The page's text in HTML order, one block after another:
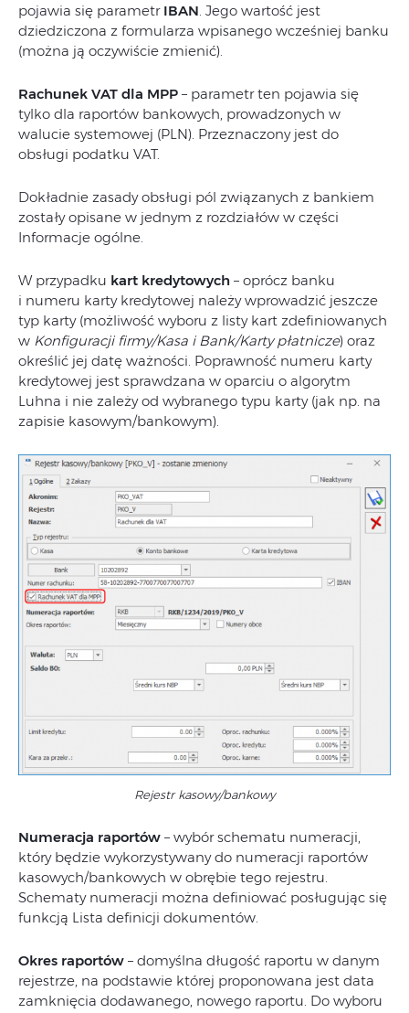
pojawia się parametr IBAN. Jego wartość jest
dziedziczona z formularza wpisanego wcześniej banku
(można ją oczywiście zmienić).
Rachunek VAT dla MPP – parametr ten pojawia się
tylko dla raportów bankowych, prowadzonych w
walucie systemowej (PLN). Przeznaczony jest do
obsługi podatku VAT.
Dokładnie zasady obsługi pól związanych z bankiem
zostały opisane w jednym z rozdziałów w części
Informacje ogólne.
W przypadku kart kredytowych – oprócz banku
i numeru karty kredytowej należy wprowadzić jeszcze
typ karty (możliwość wyboru z listy kart zdefiniowanych
w Konfiguracji firmy/Kasa i Bank/Karty płatnicze) oraz
określić jej datę ważności. Poprawność numeru karty
kredytowej jest sprawdzana w oparciu o algorytm
Luhna i nie zależy od wybranego typu karty (jak np. na
zapisie kasowym/bankowym).
Rejestr kasowy/bankowy
Numeracja raportów – wybór schematu numeracji,
który będzie wykorzystywany do numeracji raportów
kasowych/bankowych w obrębie tego rejestru.
Schematy numeracji można definiować posługując się
funkcją Lista definicji dokumentów.
Okres raportów – domyślna długość raportu w danym
rejestrze, na podstawie której proponowana jest data
zamknięcia dodawanego, nowego raportu. Do wyboru